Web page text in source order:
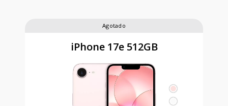
Agotado
iPhone 17e 512GB